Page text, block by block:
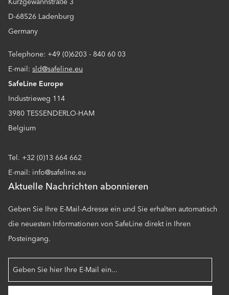
Kurzgewannstraße 3
D-68526 Ladenburg
Germany
Telephone: +49 (0)6203 - 840 60 03
E-mail: sld@safeline.eu
SafeLine Europe
Industrieweg 114
3980 TESSENDERLO-HAM
Belgium
Tel. +32 (0)13 664 662
E-mail: info@safeline.eu
Aktuelle Nachrichten abonnieren
Geben Sie Ihre E-Mail-Adresse ein und Sie erhalten automatisch
die neuesten Informationen von SafeLine direkt in Ihren
Posteingang.